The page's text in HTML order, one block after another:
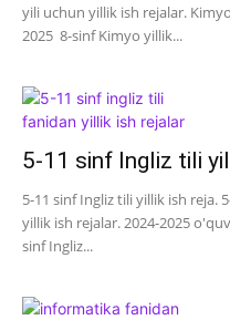
yili uchun yillik ish rejalar.
2025 8-sinf Kimyo yillik...
5-11 sinf Ingliz tili
5-11 sinf Ingliz tili yillik ish reja.
yillik ish rejalar. 2024-2025
sinf Ingliz...